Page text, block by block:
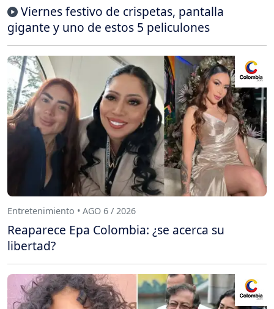
Viernes festivo de crispetas, pantalla
gigante y uno de estos 5 peliculones
Entretenimiento • AGO 6 / 2026
Reaparece Epa Colombia: ¿se acerca su
libertad?